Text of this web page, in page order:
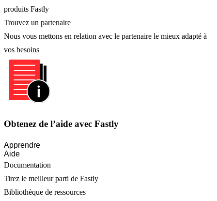
produits Fastly
Trouvez un partenaire
Nous vous mettons en relation avec le partenaire le mieux adapté à
vos besoins
Obtenez de l’aide avec Fastly
Apprendre
Aide
Documentation
Tirez le meilleur parti de Fastly
Bibliothèque de ressources